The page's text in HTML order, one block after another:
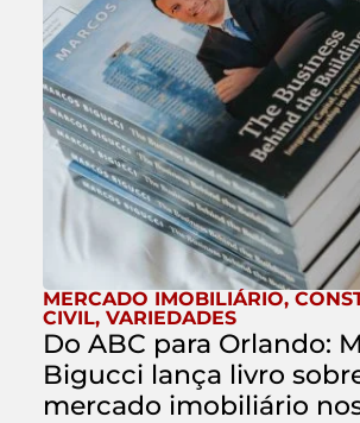
MERCADO IMOBILIÁRIO,
CIVIL, VARIEDADES
Do ABC para Orlando:
Bigucci lança livro
mercado imobiliário